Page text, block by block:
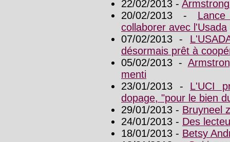
22/02/2013 -
20/02/2013 -
collaborer avec l'Usada
07/02/2013 -
désormais prêt à
05/02/2013 -
menti
23/01/2013 - L'UCI
dopage, "pour le bien
29/01/2013 - Bruyneel
24/01/2013 - Des
18/01/2013 - Betsy